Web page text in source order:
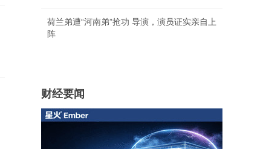
荷兰弟遭“河南弟”抢功 导演，演员证实亲自上
阵
财经要闻